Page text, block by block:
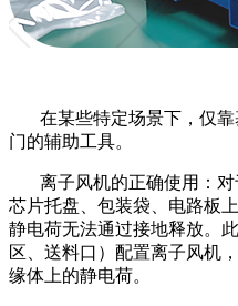
在某些特定场景下，仅
门的辅助工具。
离子风机的正确使用：
芯片托盘、包装袋、电路板
静电荷无法通过接地释放。
区、送料口）配置离子风机
缘体上的静电荷。